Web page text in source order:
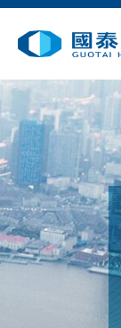
環境、社會及企業管治